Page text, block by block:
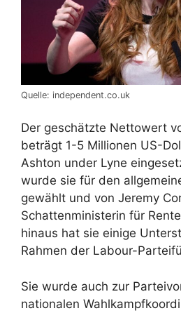
Quelle: independent.co.uk
Der geschätzte Nettowert
beträgt 1-5 Millionen US-
Ashton under Lyne
wurde sie für den
gewählt und von Jeremy
Schattenministerin für
hinaus hat sie einige
Rahmen der Labour-
Sie wurde auch zur
nationalen